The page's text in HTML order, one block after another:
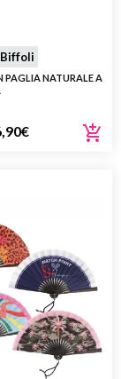
Biffoli
PAGLIA NATURALE A
€